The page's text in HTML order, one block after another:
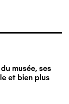
musée, ses
et bien plus